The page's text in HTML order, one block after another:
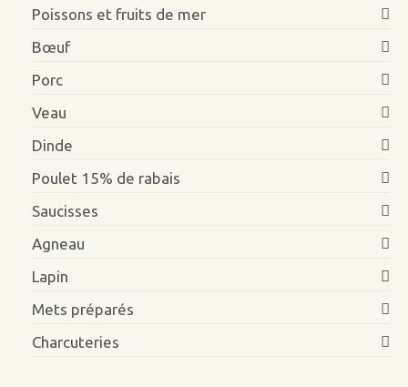
Poissons et fruits de mer
Bœuf
Porc
Veau
Dinde
Poulet 15% de rabais
Saucisses
Agneau
Lapin
Mets préparés
Charcuteries